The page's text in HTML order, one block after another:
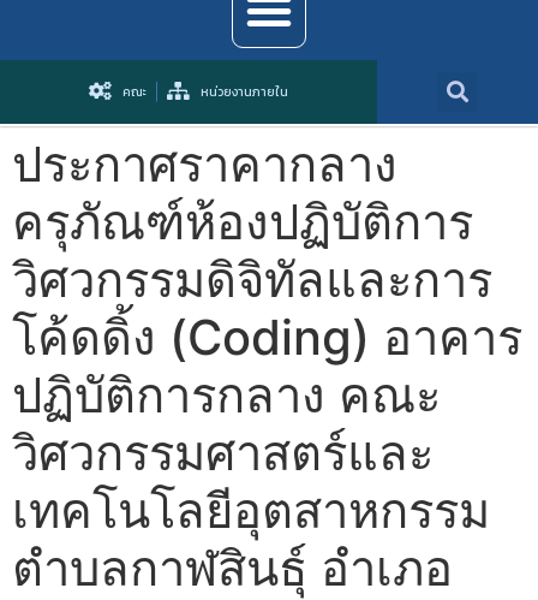
คณะ หน่วยงานภายใน
ประกาศราคากลาง
ครุภัณฑ์ห้องปฏิบัติการ
วิศวกรรมดิจิทัลและการ
โค้ดดิ้ง (Coding) อาคาร
ปฏิบัติการกลาง คณะ
วิศวกรรมศาสตร์และ
เทคโนโลยีอุตสาหกรรม
ตำบลกาฬสินธุ์ อำเภอ